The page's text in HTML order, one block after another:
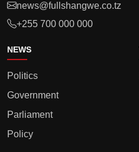
news@fullshangwe.co.tz
+255 700 000 000
NEWS
Politics
Government
Parliament
Policy